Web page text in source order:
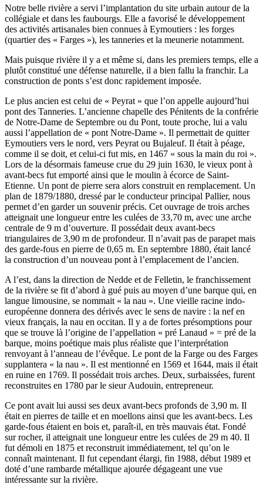
Notre belle rivière a servi l’implantation du site urbain autour de la
collégiale et dans les faubourgs. Elle a favorisé le développement
des activités artisanales bien connues à Eymoutiers : les forges
(quartier des « Farges »), les tanneries et la meunerie notamment.
Mais puisque rivière il y a et même si, dans les premiers temps, elle a
plutôt constitué une défense naturelle, il a bien fallu la franchir. La
construction de ponts s’est donc rapidement imposée.
Le plus ancien est celui de « Peyrat » que l’on appelle aujourd’hui
pont des Tanneries. L’ancienne chapelle des Pénitents de la confrérie
de Notre-Dame de Septembre ou du Pont, toute proche, lui a valu
aussi l’appellation de « pont Notre-Dame ». Il permettait de quitter
Eymoutiers vers le nord, vers Peyrat ou Bujaleuf. Il était à péage,
comme il se doit, et celui-ci fut mis, en 1467 « sous la main du roi ».
Lors de la désormais fameuse crue du 29 juin 1630, le vieux pont à
avant-becs fut emporté ainsi que le moulin à écorce de Saint-
Etienne. Un pont de pierre sera alors construit en remplacement. Un
plan de 1879/1880, dressé par le conducteur principal Pallier, nous
permet d’en garder un souvenir précis. Cet ouvrage de trois arches
atteignait une longueur entre les culées de 33,70 m, avec une arche
centrale de 9 m d’ouverture. Il possédait deux avant-becs
triangulaires de 3,90 m de profondeur. Il n’avait pas de parapet mais
des garde-fous en pierre de 0,65 m. En septembre 1880, était lancé
la construction d’un nouveau pont à l’emplacement de l’ancien.
A l’est, dans la direction de Nedde et de Felletin, le franchissement
de la rivière se fit d’abord à gué puis au moyen d’une barque qui, en
langue limousine, se nommait « la nau ». Une vieille racine indo-
européenne donnera des dérivés avec le sens de navire : la nef en
vieux français, la nau en occitan. Il y a de fortes présomptions pour
que se trouve là l’origine de l’appellation « pré Lanaud » = pré de la
barque, moins poétique mais plus réaliste que l’interprétation
renvoyant à l’anneau de l’évêque. Le pont de la Farge ou des Farges
supplantera « la nau ». Il est mentionné en 1569 et 1644, mais il était
en ruine en 1769. Il possédait trois arches. Deux, surbaissées, furent
reconstruites en 1780 par le sieur Audouin, entrepreneur.
Ce pont avait lui aussi ses deux avant-becs profonds de 3,90 m. Il
était en pierres de taille et en moellons ainsi que les avant-becs. Les
garde-fous étaient en bois et, paraît-il, en très mauvais état. Fondé
sur rocher, il atteignait une longueur entre les culées de 29 m 40. Il
fut démoli en 1875 et reconstruit immédiatement, tel qu’on le
connaît maintenant. Il fut cependant élargi, fin 1988, début 1989 et
doté d’une rambarde métallique ajourée dégageant une vue
intéressante sur la rivière.